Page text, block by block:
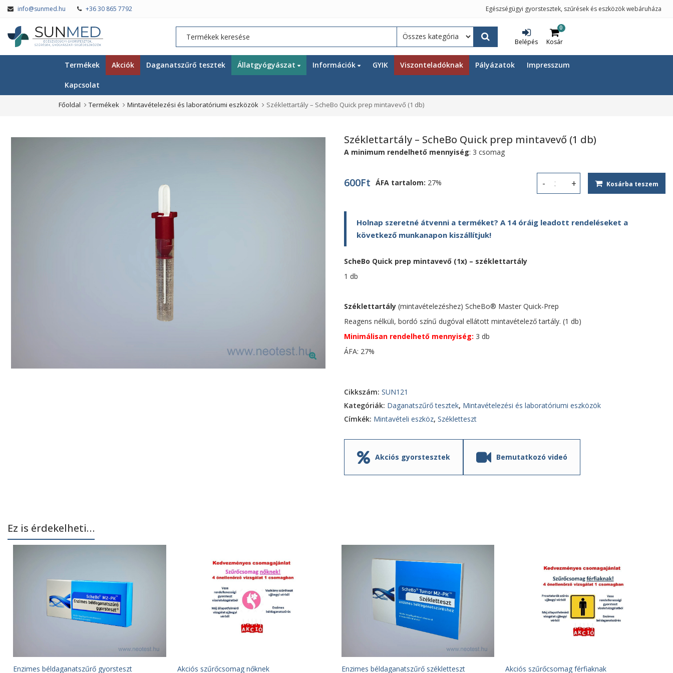
info@sunmed.hu +36 30 865 7792 Egészségügyi gyorstesztek, szűrések és eszközök webáruháza
Belépés
0
Kosár
Termékek Akciók Daganatszűrő tesztek Állatgyógyászat Információk GYIK Viszonteladóknak Pályázatok Impresszum
Kapcsolat
Főoldal Termékek Mintavételezési és laboratóriumi eszközök Széklettartály – ScheBo Quick prep mintavevő (1 db)
Széklettartály – ScheBo Quick prep mintavevő (1 db)
A minimum rendelhető mennyiség: 3 csomag
600Ft ÁFA tartalom: 27% Széklettartály - ScheBo Quick prep
Kosárba teszem
Holnap szeretné átvenni a terméket? A 14 óráig leadott rendeléseket a
következő munkanapon kiszállítjuk!
ScheBo Quick prep mintavevő (1x) – széklettartály
1 db
Széklettartály (mintavételezéshez) ScheBo® Master Quick-Prep
Reagens nélküli, bordó színű dugóval ellátott mintavételező tartály. (1 db)
Minimálisan rendelhető mennyiség: 3 db
ÁFA: 27%
Cikkszám: SUN121
Kategóriák: Daganatszűrő tesztek, Mintavételezési és laboratóriumi eszközök
Címkék: Mintavételi eszköz, Székletteszt
Akciós gyorstesztek Bemutatkozó videó
Ez is érdekelheti…
Enzimes béldaganatszűrő gyorsteszt
Akciós szűrőcsomag nőknek
Enzimes béldaganatszűrő székletteszt
Akciós szűrőcsomag férfiaknak